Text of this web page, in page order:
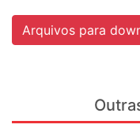
Arquivos para